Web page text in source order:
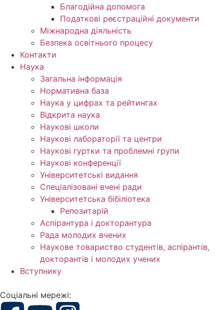
Благодійна допомога
Податкові реєстраційні документи
Міжнародна діяльність
Безпека освітнього процесу
Контакти
Наука
Загальна інформація
Нормативна база
Наука у цифрах та рейтингах
Відкрита наука
Наукові школи
Наукові лабораторії та центри
Наукові гуртки та проблемні групи
Наукові конференції
Університетські видання
Спеціалізовані вчені ради
Університетська бібіліотека
Репозитарій
Аспірантура і докторантура
Рада молодих вчених
Наукове товариство студентів, аспірантів,
докторантів і молодих учених
Вступнику
Соціальні мережі: